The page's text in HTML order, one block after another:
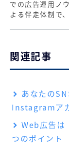
関連記事
あなたの
Instagramア
Web広告は
つのポイント
での広告運用ノ
よる伴走体制で